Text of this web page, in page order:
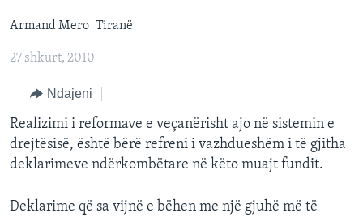
Kalo
tek
BOTA
MJEDISI
KULTURË
SHKENCË DHE TEKNOLOGJI
INTERVISTA
Learning English
FOLLOW US
Gjuhët
Armand Mero Tiranë
27 shkurt, 2010
Ndajeni
Realizimi i reformave e veçanërisht ajo në sistemin e
drejtësisë, është bërë refreni i vazhdueshëm i të gjitha
deklarimeve ndërkombëtare në këto muajt fundit.
Deklarime që sa vijnë e bëhen me një gjuhë më të